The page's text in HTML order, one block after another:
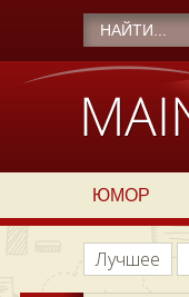
ЮМОР
Лучшее